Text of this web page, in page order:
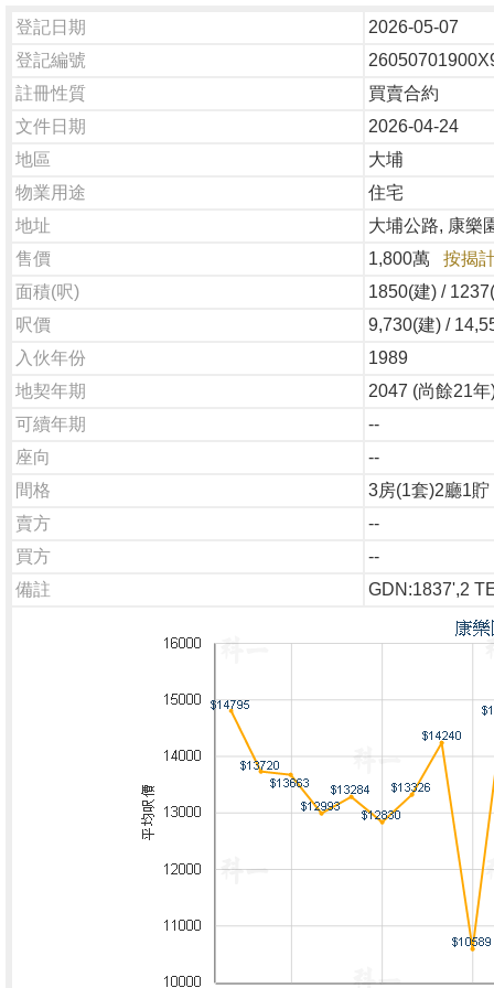
登記日期
2026-05-07
登記編號
註冊性質
買賣合約
文件日期
2026-04-24
地區
大埔
物業用途
住宅
地址
大埔公路, 康樂
售價
1,800萬
按揭
面積(呎)
1850(建) /
呎價
9,730(建) /
入伙年份
1989
地契年期
2047 (尚餘21年
可續年期
--
座向
--
間格
3房(1套)2廳1貯
賣方
--
買方
--
備註
GDN:1837',2